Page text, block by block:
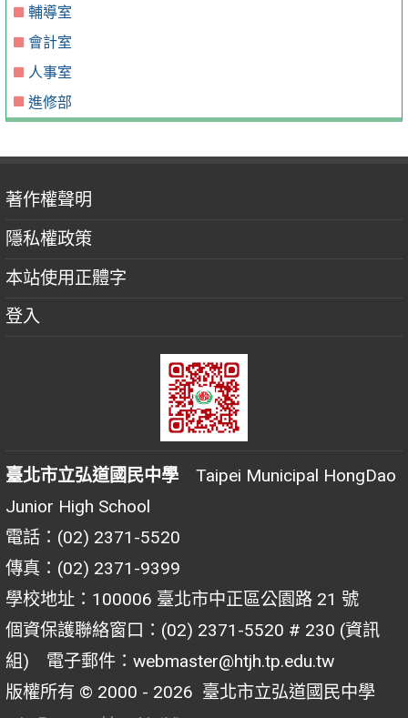
輔導室
會計室
人事室
進修部
著作權聲明
隱私權政策
本站使用正體字
登入
臺北市立弘道國民中學 Taipei Municipal HongDao
Junior High School
電話：(02) 2371-5520
傳真：(02) 2371-9399
學校地址：100006 臺北市中正區公園路 21 號
個資保護聯絡窗口：(02) 2371-5520 # 230 (資訊
組) 電子郵件：webmaster@htjh.tp.edu.tw
版權所有 © 2000 - 2026 臺北市立弘道國民中學